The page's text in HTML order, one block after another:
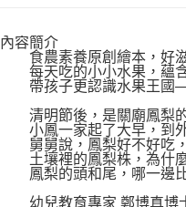
博客來商品配送方式
每筆NT$80，滿NT$1,000(含
內容簡介
食農素養原創繪本，好滋
每天吃的小小水果，蘊含
帶孩子更認識水果王國
清明節後，是關廟鳳梨的
小鳳一家起了大早，到外
舅舅說，鳳梨好不好吃，
土壤裡的鳳梨株，為什麼
鳳梨的頭和尾，哪一邊比
幼兒教育專家 鄭博真博